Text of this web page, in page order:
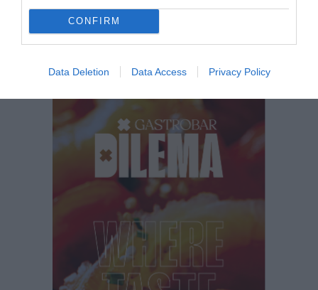
CONFIRM
Data Deletion Data Access Privacy Policy
El més llegit